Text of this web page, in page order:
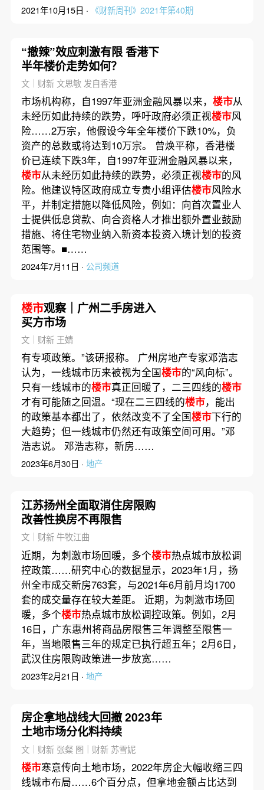
2021年10月15日 · 《财新周刊》2021年第40期
“撤辣”效应刺激有限 香港下
半年楼价走势如何？
文｜财新 文思敏 发自香港
市场机构称，自1997年亚洲金融风暴以来， 楼市从
未经历如此持续的跌势，呼吁政府必须正视楼市风
险……2万宗，他假设今年全年楼价下跌10%，负
资产的总数或将达到10万宗。 曾焕平称，香港楼
价已连续下跌3年，自1997年亚洲金融风暴以来，
楼市从未经历如此持续的跌势，必须正视楼市的风
险。他建议特区政府成立专责小组评估楼市风险水
平，并制定措施以降低风险，例如：向首次置业人
士提供低息贷款、向合资格人才推出额外置业鼓励
措施、将住宅物业纳入新资本投资入境计划的投资
范围等。■……
2024年7月11日 · 公司频道
楼市观察｜广州二手房进入
买方市场
文｜财新 王婧
有专项政策。”该研报称。 广州房地产专家邓浩志
认为，一线城市历来被视为全国楼市的“风向标”。
只有一线城市的楼市真正回暖了，二三四线的楼市
才有可能随之回温。“现在二三四线的楼市，能出
的政策基本都出了，依然改变不了全国楼市下行的
大趋势；但一线城市仍然还有政策空间可用。”邓
浩志说。 邓浩志称，新房……
2023年6月30日 · 地产
江苏扬州全面取消住房限购
改善性换房不再限售
文｜财新 牛牧江曲
近期，为刺激市场回暖，多个楼市热点城市放松调
控政策……研究中心的数据显示，2023年1月，扬
州全市成交新房763套，与2021年6月前月均1700
套的成交量存在较大差距。 近期，为刺激市场回
暖，多个楼市热点城市放松调控政策。例如，2月
16日，广东惠州将商品房限售三年调整至限售一
年，当地限售三年的规定已执行超五年；2月6日，
武汉住房限购政策进一步放宽……
2023年2月21日 · 地产
房企拿地战线大回撤 2023年
土地市场分化料持续
文｜财新 张粲 图｜财新 苏雪妮
楼市寒意传向土地市场，2022年房企大幅收缩三四
线城市布局……6个百分点，但拿地金额占比达到